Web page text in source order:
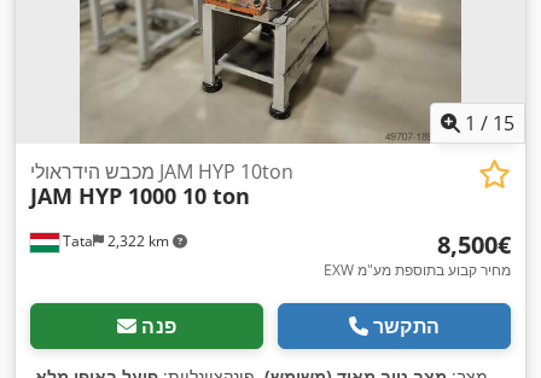
1 / 15
Tata 2,322 km
מכבש הידראולי JAM HYP 10ton
JAM HYP 1000 10 ton
‏8,500 ‏€
EXW מחיר קבוע בתוספת מע"מ
פנה התקשר